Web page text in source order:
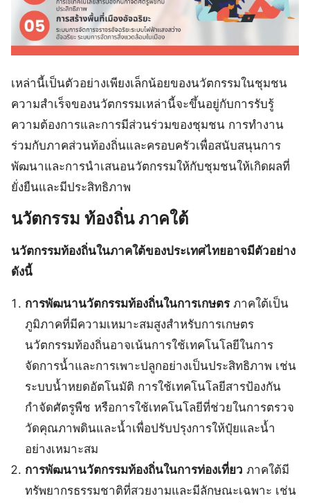
เหล่านี้เป็นตัวอย่างเพียงเล็กน้อยของนวัตกรรมในชุมชน
ความสำเร็จของนวัตกรรมเหล่านี้จะขึ้นอยู่กับการรับรู้
ความต้องการและการมีส่วนร่วมของชุมชน การทำงาน
ร่วมกับภาคส่วนท้องถิ่นและครอบครัวเพื่อสนับสนุนการ
พัฒนาและการนำเสนอนวัตกรรมให้กับชุมชนให้เกิดผลที่
ยั่งยืนและมีประสิทธิภาพ
นวัตกรรม ท้องถิ่นภาคใต้
นวัตกรรมท้องถิ่นในภาคใต้ของประเทศไทยอาจมีตัวอย่าง
ดังนี้
การพัฒนานวัตกรรมท้องถิ่นในการเกษตรภาคใต้เป็น
ภูมิภาคที่มีความเหมาะสมสูงสำหรับการเกษตร
นวัตกรรมท้องถิ่นอาจเน้นการใช้เทคโนโลยีในการ
จัดการน้ำและการเพาะปลูกอย่างเป็นประสิทธิภาพ เช่น
ระบบน้ำหยดอัตโนมัติ การใช้เทคโนโลยีสารป้องกัน
กำจัดศัตรูพืช หรือการใช้เทคโนโลยีที่ช่วยในการตรวจ
วัดคุณภาพดินและน้ำเพื่อปรับปรุงการให้ปุ๋ยและน้ำ
อย่างเหมาะสม
การพัฒนานวัตกรรมท้องถิ่นในการท่องเที่ยว ภาคใต้มี
ทรัพยากรธรรมชาติที่สวยงามและมีลักษณะเฉพาะ เช่น